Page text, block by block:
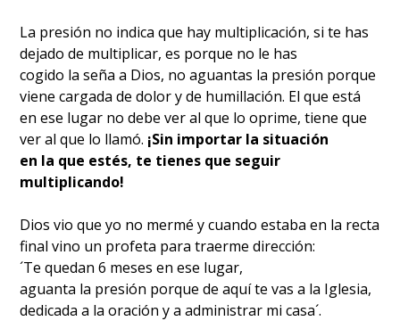
La presión no indica que hay multiplicación, si te has
dejado de multiplicar, es porque no le has
cogido la seña a Dios, no aguantas la presión porque
viene cargada de dolor y de humillación. El que está
en ese lugar no debe ver al que lo oprime, tiene que
ver al que lo llamó. ¡Sin importar la situación
en la que estés, te tienes que seguir
multiplicando!
Dios vio que yo no mermé y cuando estaba en la recta
final vino un profeta para traerme dirección:
´Te quedan 6 meses en ese lugar,
aguanta la presión porque de aquí te vas a la Iglesia,
dedicada a la oración y a administrar mi casa´.